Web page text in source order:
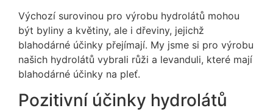
Výchozí surovinou pro výrobu hydrolátů mohou
být byliny a květiny, ale i dřeviny, jejichž
blahodárné účinky přejímají. My jsme si pro výrobu
našich hydrolátů vybrali růži a levanduli, které mají
blahodárné účinky na pleť.
Pozitivní účinky hydrolátů